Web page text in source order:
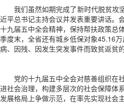
我们虽然如期完成了新时代脱贫攻
近平总书记主持会议并发表重要讲话。
十九届五中全会精神，保持帮扶政策总
季度末，全省还有城乡低保对象45.16
病、因残、因发生突发事件而致贫返贫
党的十九届五中全会对慈善组织在
进社会治理，构建多层次的社会保障体
发展格局上争做示范，在率先实现社会